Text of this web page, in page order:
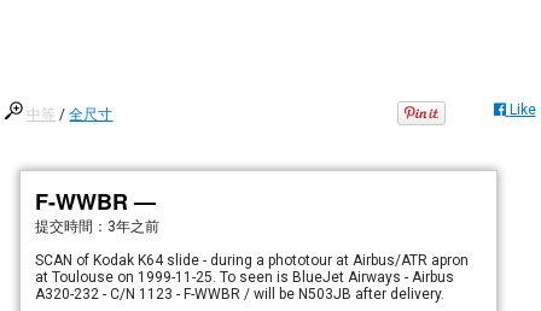
中等 /全尺寸 Like
F-WWBR —
提交時間： 3年之前
SCAN of Kodak K64 slide - during a phototour at Airbus/ATR apron
at Toulouse on 1999-11-25. To seen is BlueJet Airways - Airbus
A320-232 - C/N 1123 - F-WWBR / will be N503JB after delivery.